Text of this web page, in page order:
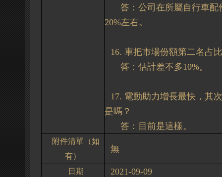
答： 公司在所屬自行車
20%左右。
16. 車把市場份額第二名占
答：估計差不多10%。
17. 電動助力增長最快，其
是嗎？
答： 目前是這樣。
附件清單（如
有）
無
日期 2021-09-09